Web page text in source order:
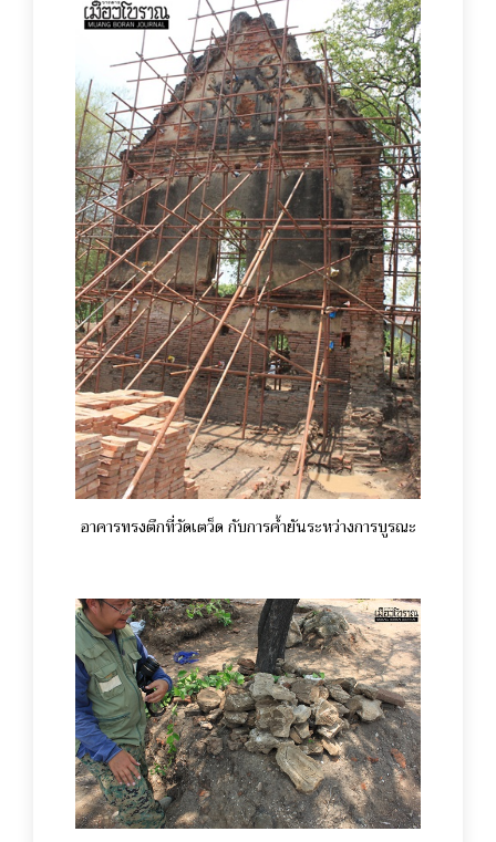
อาคารทรงตึกที่วัดเตว็ด กับการค้ำยันระหว่างการบูรณะ